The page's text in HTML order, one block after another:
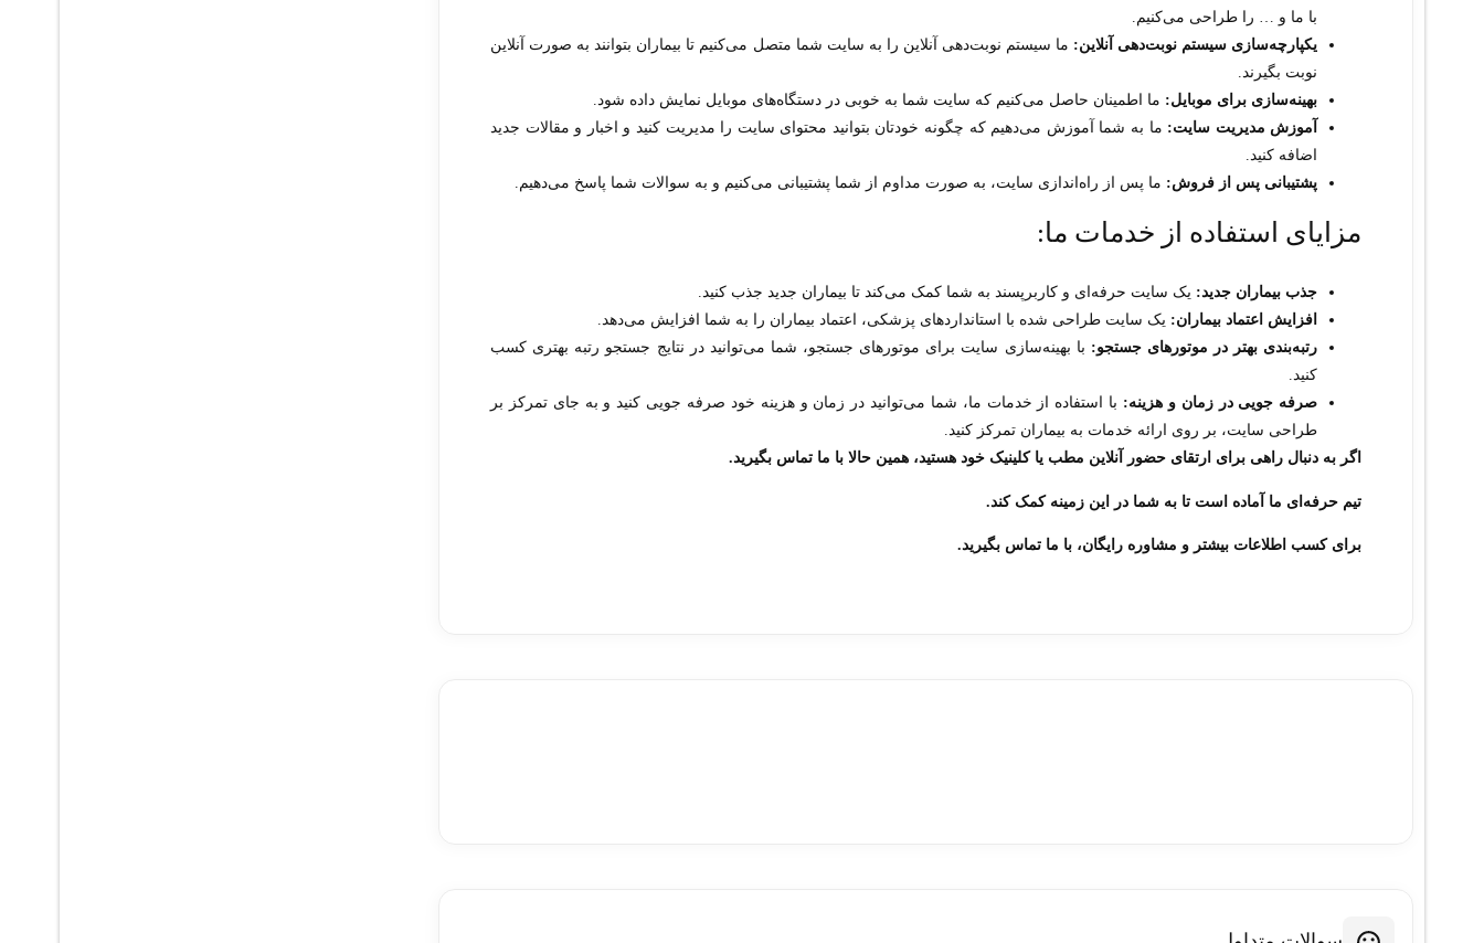
با ما و … را طراحی می‌کنیم.
یکپارچه‌سازی سیستم نوبت‌دهی آنلاین: ما سیستم نوبت‌دهی آنلاین را به سایت شما متصل می‌کنیم تا بیماران بتوانند به صورت آنلاین
نوبت بگیرند.
بهینه‌سازی برای موبایل: ما اطمینان حاصل می‌کنیم که سایت شما به خوبی در دستگاه‌های موبایل نمایش داده شود.
آموزش مدیریت سایت: ما به شما آموزش می‌دهیم که چگونه خودتان بتوانید محتوای سایت را مدیریت کنید و اخبار و مقالات جدید
اضافه کنید.
پشتیبانی پس از فروش: ما پس از راه‌اندازی سایت، به صورت مداوم از شما پشتیبانی می‌کنیم و به سوالات شما پاسخ می‌دهیم.
مزایای استفاده از خدمات ما:
جذب بیماران جدید: یک سایت حرفه‌ای و کاربرپسند به شما کمک می‌کند تا بیماران جدید جذب کنید.
افزایش اعتماد بیماران: یک سایت طراحی شده با استانداردهای پزشکی، اعتماد بیماران را به شما افزایش می‌دهد.
رتبه‌بندی بهتر در موتورهای جستجو: با بهینه‌سازی سایت برای موتورهای جستجو، شما می‌توانید در نتایج جستجو رتبه بهتری کسب
کنید.
صرفه جویی در زمان و هزینه: با استفاده از خدمات ما، شما می‌توانید در زمان و هزینه خود صرفه جویی کنید و به جای تمرکز بر
طراحی سایت، بر روی ارائه خدمات به بیماران تمرکز کنید.
اگر به دنبال راهی برای ارتقای حضور آنلاین مطب یا کلینیک خود هستید، همین حالا با ما تماس بگیرید.
تیم حرفه‌ای ما آماده است تا به شما در این زمینه کمک کند.
برای کسب اطلاعات بیشتر و مشاوره رایگان، با ما تماس بگیرید.